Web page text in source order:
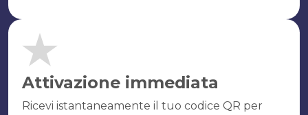
Attivazione immediata
Ricevi istantaneamente il tuo codice QR per